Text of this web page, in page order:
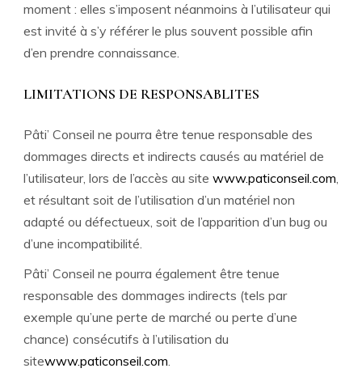
moment : elles s’imposent néanmoins à l’utilisateur qui
est invité à s’y référer le plus souvent possible afin
d’en prendre connaissance.
LIMITATIONS DE RESPONSABLITES
Pâti’ Conseil ne pourra être tenue responsable des
dommages directs et indirects causés au matériel de
l’utilisateur, lors de l’accès au site www.paticonseil.com,
et résultant soit de l’utilisation d’un matériel non
adapté ou défectueux, soit de l’apparition d’un bug ou
d’une incompatibilité.
Pâti’ Conseil ne pourra également être tenue
responsable des dommages indirects (tels par
exemple qu’une perte de marché ou perte d’une
chance) consécutifs à l’utilisation du
sitewww.paticonseil.com.